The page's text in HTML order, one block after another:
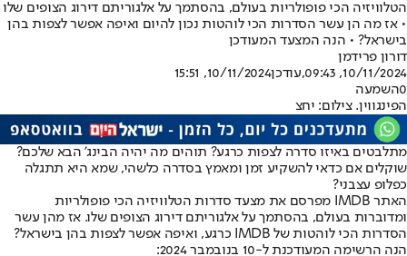
הטלוויזיה הכי פופולריות בעולם, בהסתמך על אלגוריתם דירוג הצופים שלו
• אז מה הן עשר הסדרות הכי לוהטות נכון להיום ואיפה אפשר לצפות בהן
בישראל? • הנה המצעד המעודכן
דורון פרידמן
10/11/2024, 09:43
,עודכן10/11/2024, 15:51
0השמעה
הפינגווין. צילום: יחצ
מתלבטים באיזו סדרה לצפות כרגע? תוהים מה יהיה הבינג' הבא שלכם?
שוקלים אם כדאי להשקיע זמן ומאמץ בסדרה כלשהי, שמא היא תתגלה
כפלופ עצבני?
האתר IMDB מפרסם את מצעד סדרות הטלוויזיה הכי פופולריות
ומדוברות בעולם, בהסתמך על אלגוריתם דירוג הצופים שלו. אז מהן עשר
הסדרות הכי לוהטות של IMDB כרגע, ואיפה אפשר לצפות בהן בישראל?
הנה הרשימה המעודכנת ל-10 בנובמבר 2024: